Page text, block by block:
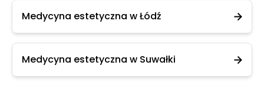
Medycyna estetyczna w Łódź
Medycyna estetyczna w Suwałki